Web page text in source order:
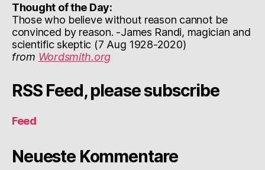
Thought of the Day:
Those who believe without reason cannot be
convinced by reason. -James Randi, magician and
scientific skeptic (7 Aug 1928-2020)
from Wordsmith.org
RSS Feed, please subscribe
Feed
Neueste Kommentare